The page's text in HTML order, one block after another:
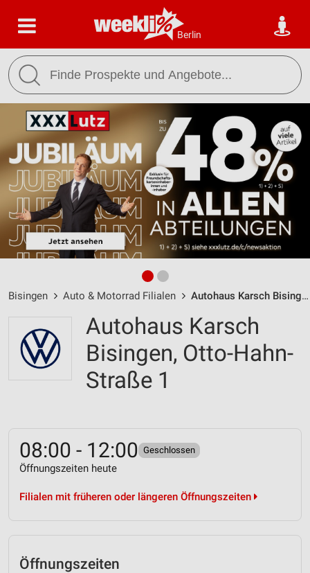
Berlin
Bisingen Auto & Motorrad Filialen Autohaus Karsch Bisingen / Otto-Hahn-Straße 1 - Öffnungszeiten & Adresse
Autohaus Karsch
Bisingen, Otto-Hahn-
Straße 1
08:00 - 12:00 Geschlossen
Öffnungszeiten heute
Filialen mit früheren oder längeren Öffnungszeiten
Öffnungszeiten